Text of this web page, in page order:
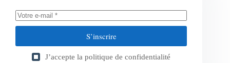
S’inscrire
J’accepte la politique de confidentialité